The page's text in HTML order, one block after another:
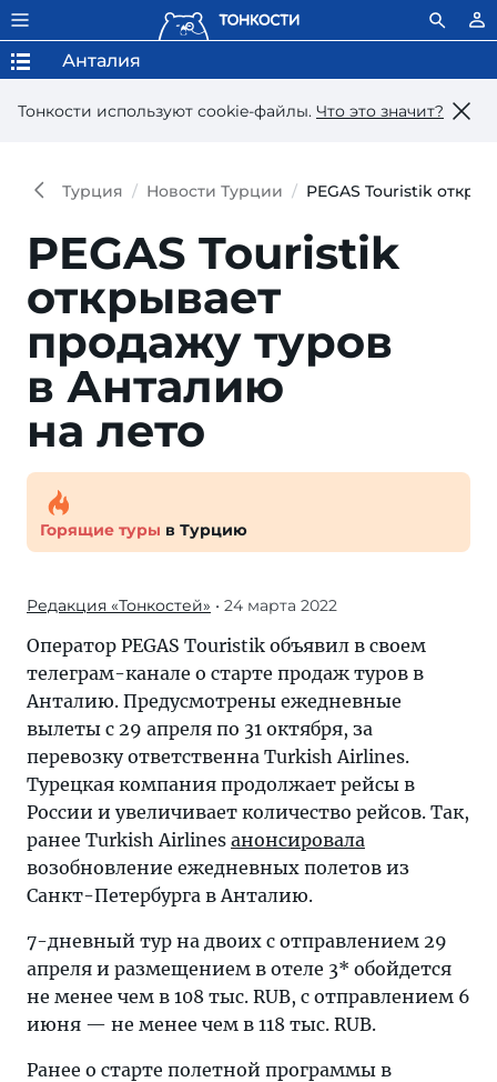
Тонкости используют сookie-файлы. Что это значит?
Анталия
Турция Новости Турции PEGAS Touristik
PEGAS Touristik
открывает
продажу туров
в Анталию
на лето
Горящие туры в Турцию
Редакция «Тонкостей» • 24 марта 2022
Оператор PEGAS Touristik объявил в своем
телеграм-канале о старте продаж туров в
Анталию. Предусмотрены ежедневные
вылеты с 29 апреля по 31 октября, за
перевозку ответственна Turkish Airlines.
Турецкая компания продолжает рейсы в
России и увеличивает количество рейсов. Так,
ранее Turkish Airlines анонсировала
возобновление ежедневных полетов из
Санкт-Петербурга в Анталию.
7-дневный тур на двоих с отправлением 29
апреля и размещением в отеле 3* обойдется
не менее чем в 108 тыс. RUB, с отправлением 6
июня — не менее чем в 118 тыс. RUB.
Ранее о старте полетной программы в